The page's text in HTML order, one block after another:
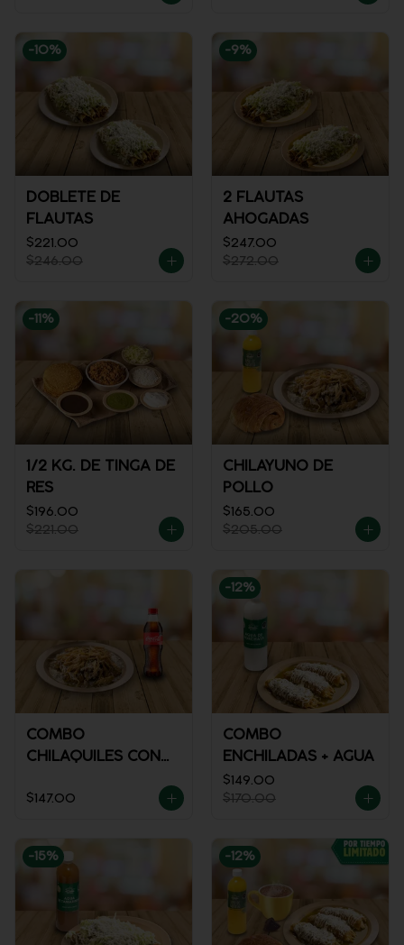
-10%
DOBLETE DE
FLAUTAS
$221.00
$246.00
-9%
2 FLAUTAS
AHOGADAS
$247.00
$272.00
-11 %
1/2 KG. DE TINGA DE
RES
$196.00
$221.00
-20%
CHILAYUNO DE
POLLO
$165.00
$205.00
COMBO
CHILAQUILES CON
$147.00
-12%
COMBO
ENCHILADAS + AGUA
$149.00
$170.00
-15% -12%